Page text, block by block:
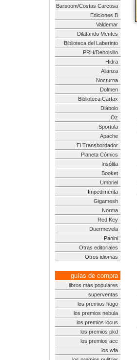
Barsoom/Costas Carcosa
Ediciones B
Valdemar
Dilatando Mentes
Biblioteca del Laberinto
PRH/Debolsillo
Hidra
Alianza
Nocturna
Dolmen
Biblioteca Carfax
Diábolo
Oz
Sportula
Apache
El Transbordador
Planeta Cómics
Insólita
Booket
Umbriel
Impedimenta
Gigamesh
Norma
Red Key
Duermevela
Panini
Otras editoriales
Otros idiomas
guías de compra
libros más populares
superventas
los premios hugo
los premios nebula
los premios locus
los premios pkd
los premios acc
los wfa